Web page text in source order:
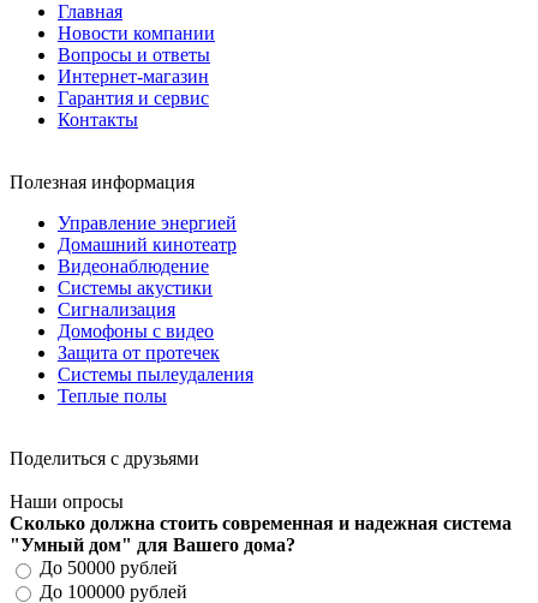
Главная
Новости компании
Вопросы и ответы
Интернет-магазин
Гарантия и сервис
Контакты
Полезная информация
Управление энергией
Домашний кинотеатр
Видеонаблюдение
Системы акустики
Сигнализация
Домофоны с видео
Защита от протечек
Системы пылеудаления
Теплые полы
Поделиться с друзьями
Наши опросы
Сколько должна стоить современная и надежная система
"Умный дом" для Вашего дома?
До 50000 рублей
До 100000 рублей